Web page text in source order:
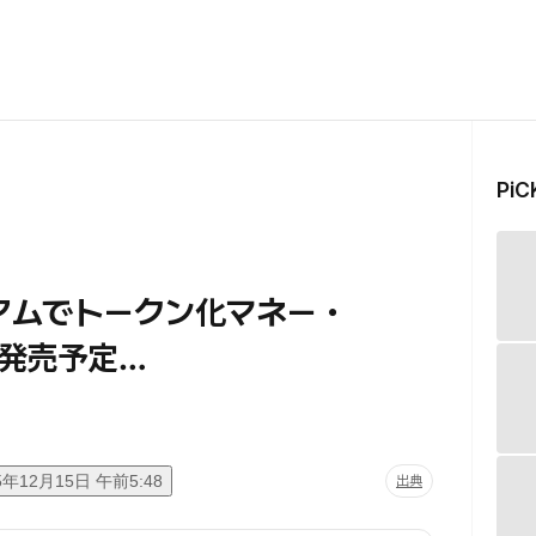
でトークン化マネー・
売予定…
12月15日 午前5:48 出典